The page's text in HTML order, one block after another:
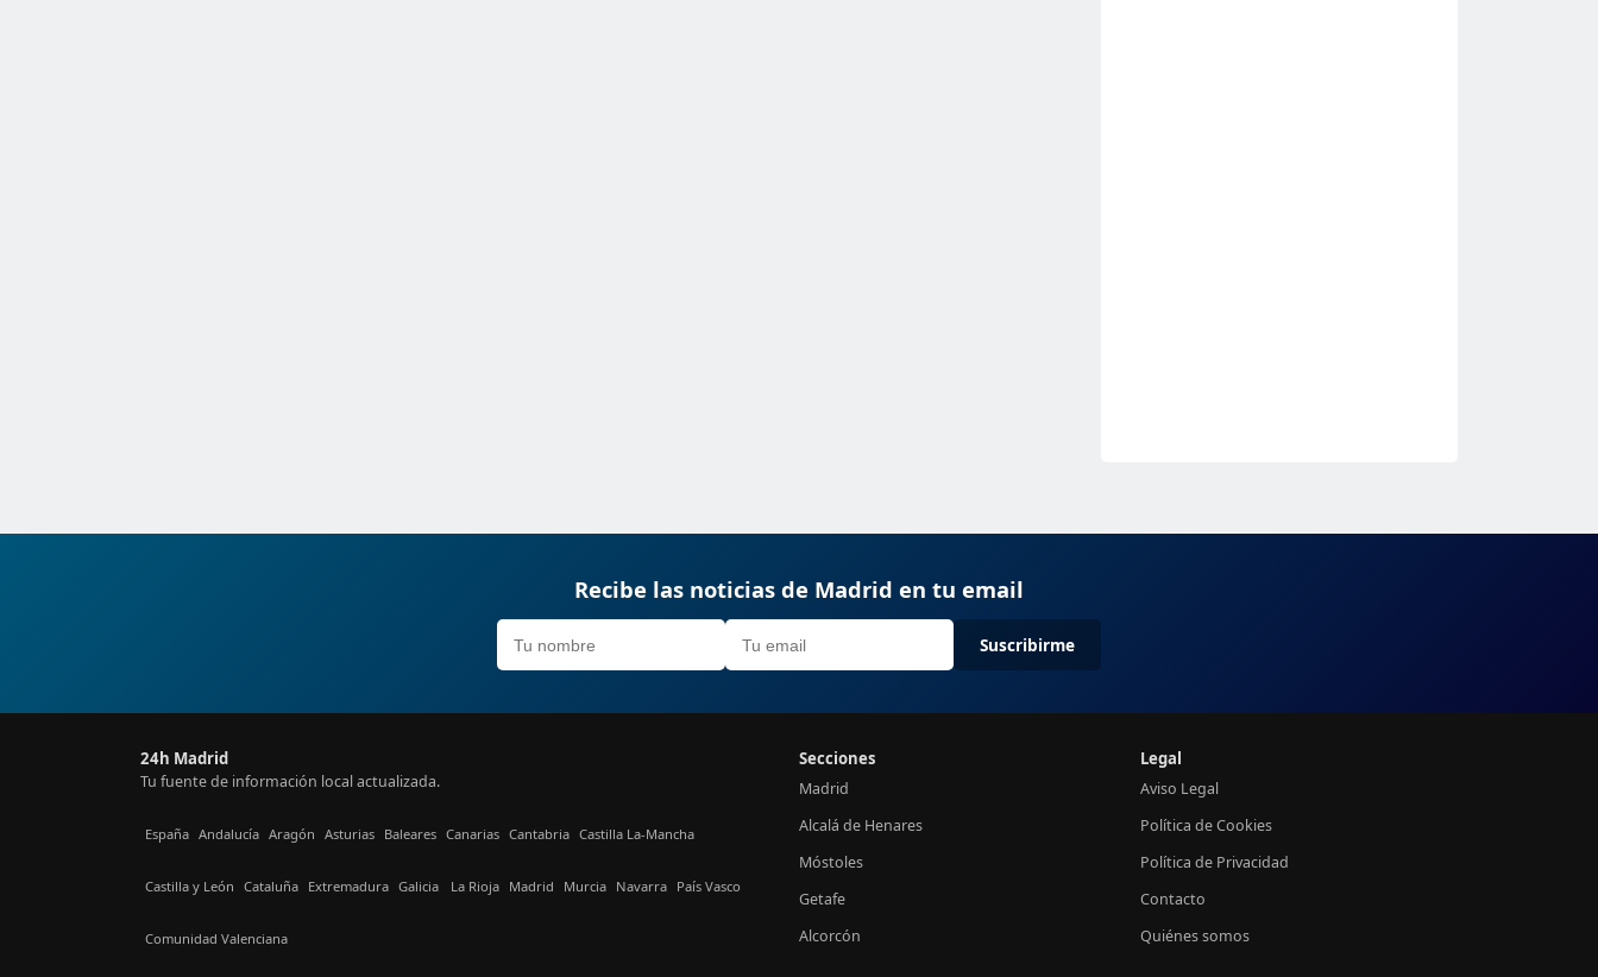
Recibe las noticias de Madrid en tu email
Suscribirme
24h Madrid
Tu fuente de información local actualizada.
España Andalucía Aragón Asturias Baleares Canarias Cantabria Castilla La-Mancha
Castilla y León Cataluña Extremadura Galicia La Rioja Madrid Murcia Navarra País Vasco
Comunidad Valenciana
Secciones
Madrid
Alcalá de Henares
Móstoles
Getafe
Alcorcón
Legal
Aviso Legal
Política de Cookies
Política de Privacidad
Contacto
Quiénes somos